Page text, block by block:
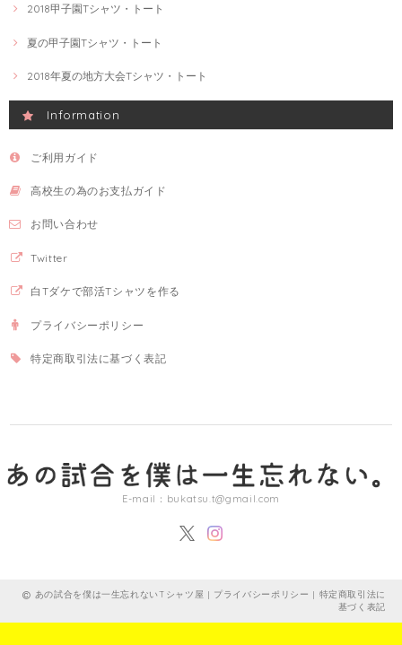
2018甲子園Tシャツ・トート
夏の甲子園Tシャツ・トート
2018年夏の地方大会Tシャツ・トート
Information
ご利用ガイド
高校生の為のお支払ガイド
お問い合わせ
Twitter
白Tダケで部活Tシャツを作る
プライバシーポリシー
特定商取引法に基づく表記
E-mail： bukatsu.t@gmail.com
あの試合を僕は一生忘れないTシャツ屋 | プライバシーポリシー | 特定商取引法に
基づく表記